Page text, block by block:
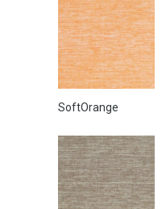
SoftOrange